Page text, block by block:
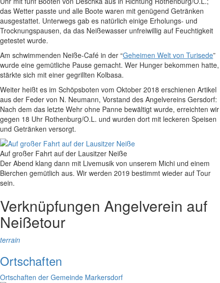
das Wetter passte und alle Boote waren mit genügend Getränken
ausgestattet. Unterwegs gab es natürlich einige Erholungs- und
Trocknungspausen, da das Neißewasser unfreiwillig auf Feuchtigkeit
getestet wurde.
Am schwimmenden Neiße-Café in der “Geheimen Welt von Turisede”
wurde eine gemütliche Pause gemacht. Wer Hunger bekommen hatte,
stärkte sich mit einer gegrillten Kolbasa.
Weiter heißt es im Schöpsboten vom Oktober 2018 erschienen Artikel
aus der Feder von N. Neumann, Vorstand des Angelvereins Gersdorf:
Nach dem das letzte Wehr ohne Panne bewältigt wurde, erreichten wir
gegen 18 Uhr Rothenburg/O.L. und wurden dort mit leckeren Speisen
und Getränken versorgt.
Auf großer Fahrt auf der Lausitzer Neiße
Der Abend klang dann mit Livemusik von unserem Michi und einem
Bierchen gemütlich aus. Wir werden 2019 bestimmt wieder auf Tour
sein.
Verknüpfungen Angelverein auf
Neißetour
terrain
Ortschaften
Ortschaften der Gemeinde Markersdorf